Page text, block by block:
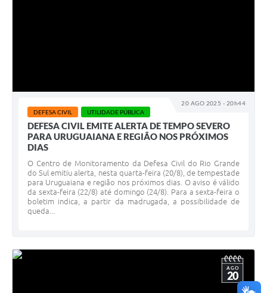
20 AGO 2025 - 20h44
DEFESA CIVIL UTILIDADE PÚBLICA
DEFESA CIVIL EMITE ALERTA DE TEMPO SEVERO
PARA URUGUAIANA E REGIÃO NOS PRÓXIMOS
DIAS
O Centro de Monitoramento da Defesa Civil do Rio Grande
do Sul emitiu alerta, nesta quarta-feira (20/8), de tempestade
para Uruguaiana e região nos próximos dias. O aviso é válido
da sexta-feira (22/8) até domingo (24/8). Para a sexta-feira o
boletim indica, a partir da madrugada, a possibilidade de
queda...
AGO
20